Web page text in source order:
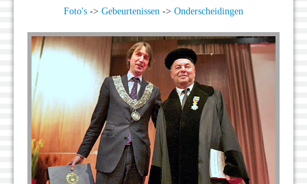
Foto's -> Gebeurtenissen -> Onderscheidingen